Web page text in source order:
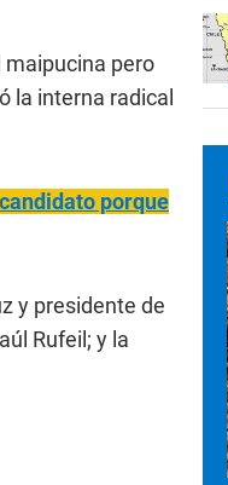
maipucina pero
la interna radical
porque
y presidente de
Rufeil; y la